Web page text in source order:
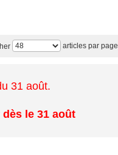
articles par page
31 août.
dès le 31 août